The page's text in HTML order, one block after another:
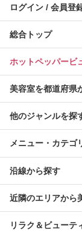
ログイン / 会員登
総合トップ
ホットペッパービ
美容室を都道府県
他のジャンルを探
メニュー・カテゴ
沿線から探す
近隣のエリアから
リラク＆ビューテ